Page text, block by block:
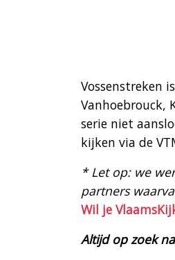
Vossenstreken
Vanhoebrouck,
serie niet
kijken via de
* Let op: we
partners
Wil je
Altijd op zoek